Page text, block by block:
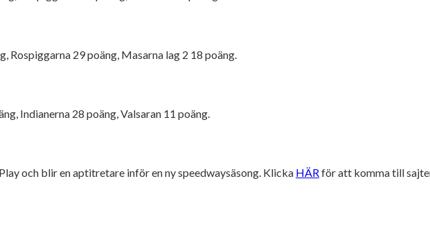
Rospiggarna 29 poäng, Masarna lag 2 18 poäng.
Indianerna 28 poäng, Valsaran 11 poäng.
och blir en aptitretare inför en ny speedwaysäsong. Klicka HÄRför att komma till